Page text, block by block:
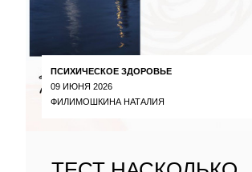
ПСИХИЧЕСКОЕ ЗДОРОВЬЕ
09 ИЮНЯ 2026
ФИЛИМОШКИНА НАТАЛИЯ